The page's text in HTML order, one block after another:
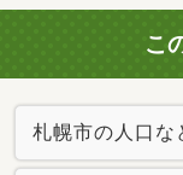
こ
札幌市の人口な